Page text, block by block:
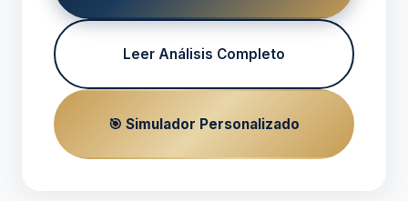
Leer Análisis Completo
🎯 Simulador Personalizado